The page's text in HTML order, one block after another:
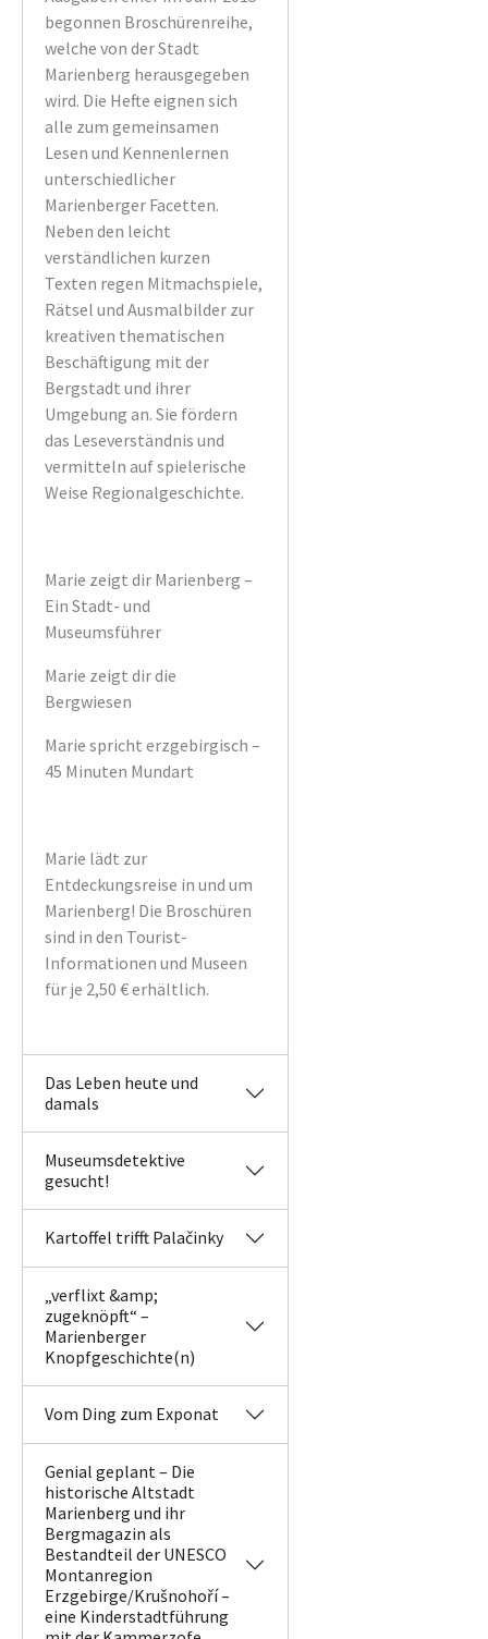
begonnen Broschürenreihe,
welche von der Stadt
Marienberg herausgegeben
wird. Die Hefte eignen sich
alle zum gemeinsamen
Lesen und Kennenlernen
unterschiedlicher
Marienberger Facetten.
Neben den leicht
verständlichen kurzen
Texten regen Mitmachspiele,
Rätsel und Ausmalbilder zur
kreativen thematischen
Beschäftigung mit der
Bergstadt und ihrer
Umgebung an. Sie fördern
das Leseverständnis und
vermitteln auf spielerische
Weise Regionalgeschichte.
Marie zeigt dir Marienberg –
Ein Stadt- und
Museumsführer
Marie zeigt dir die
Bergwiesen
Marie spricht erzgebirgisch –
45 Minuten Mundart
Marie lädt zur
Entdeckungsreise in und um
Marienberg! Die Broschüren
sind in den Tourist-
Informationen und Museen
für je 2,50 € erhältlich.
Das Leben heute und
damals
Museumsdetektive
gesucht!
Kartoffel trifft Palačinky
„verflixt &amp;
zugeknöpft“ –
Marienberger
Knopfgeschichte(n)
Vom Ding zum Exponat
Genial geplant – Die
historische Altstadt
Marienberg und ihr
Bergmagazin als
Bestandteil der UNESCO
Montanregion
Erzgebirge/Krušnohoří –
eine Kinderstadtführung